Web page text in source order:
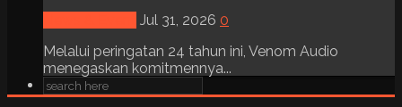
Jul 31, 2026 0
Melalui peringatan 24 tahun ini, Venom Audio
menegaskan komitmennya...